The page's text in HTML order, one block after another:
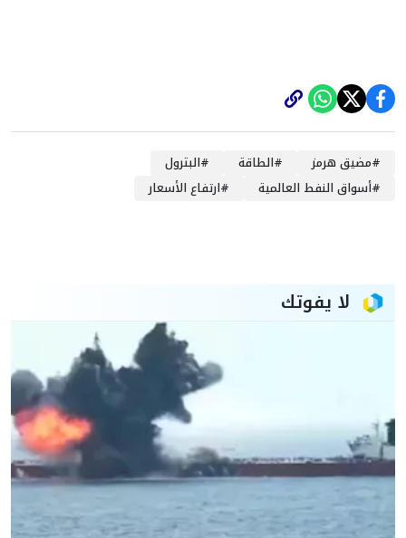
#مضيق هرمز #الطاقة #البترول
#أسواق النفط العالمية #ارتفاع الأسعار
لا يفوتك